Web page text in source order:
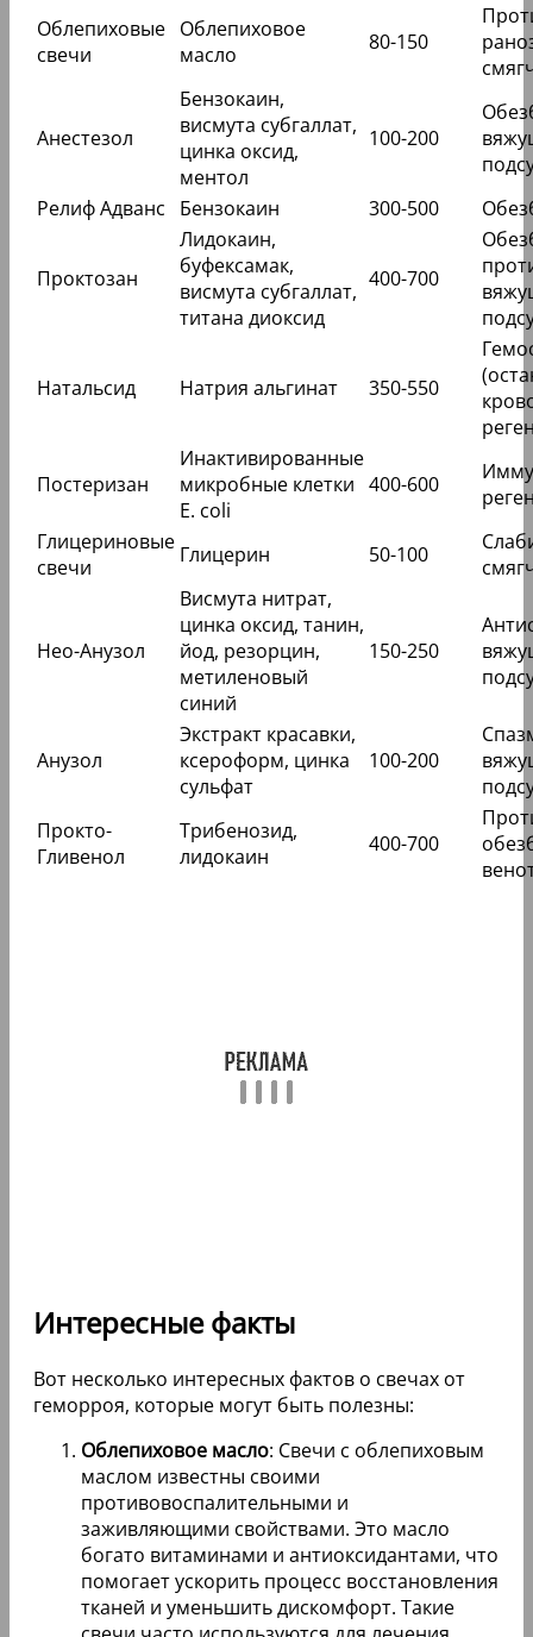
Облепиховые
свечи
Облепиховое
масло
80-150
Анестезол
Бензокаин,
висмута субгаллат,
цинка оксид,
ментол
100-200
Релиф Адванс
Бензокаин 300-500
Проктозан
Лидокаин,
буфексамак,
висмута субгаллат,
титана диоксид
400-700
Натальсид Натрия альгинат 350-550
Постеризан
Инактивированные
микробные клетки
E. coli
400-600
Глицериновые
свечи
Глицерин 50-100
Нео-Анузол
Висмута нитрат,
цинка оксид, танин,
йод, резорцин,
метиленовый
синий
150-250
Анузол
Экстракт красавки,
ксероформ, цинка
сульфат
100-200
Прокто-
Гливенол
Трибенозид,
лидокаин
400-700
Интересные факты
Вот несколько интересных фактов о свечах от
геморроя, которые могут быть полезны:
Облепиховое масло: Свечи с облепиховым
маслом известны своими
противовоспалительными и
заживляющими свойствами. Это масло
богато витаминами и антиоксидантами, что
помогает ускорить процесс восстановления
тканей и уменьшить дискомфорт. Такие